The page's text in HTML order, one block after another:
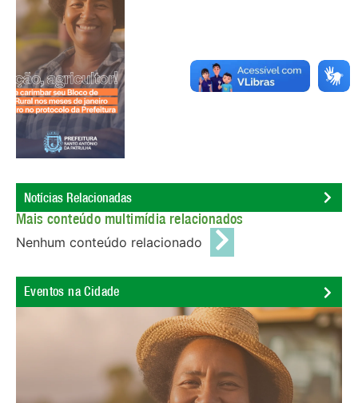
Notícias Relacionadas
Mais conteúdo multimídia relacionados
Nenhum conteúdo relacionado
Eventos na Cidade